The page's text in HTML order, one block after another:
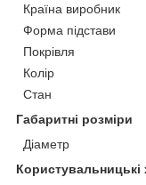
Країна виробник
Форма підстави
Покрівля
Колір
Стан
Габаритні розміри
Діаметр
Користувальницькі